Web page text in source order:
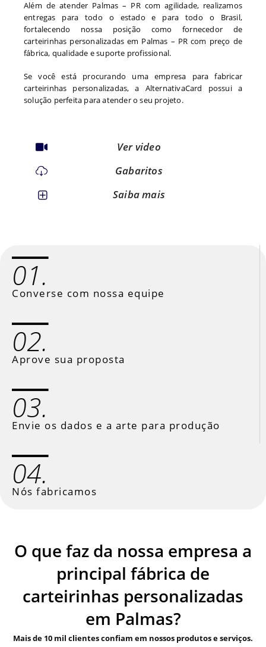
Além de atender Palmas – PR com agilidade, realizamos
entregas para todo o estado e para todo o Brasil,
fortalecendo nossa posição como fornecedor de
carteirinhas personalizadas em Palmas – PR com preço de
fábrica, qualidade e suporte profissional.
Se você está procurando uma empresa para fabricar
carteirinhas personalizadas, a AlternativaCard possui a
solução perfeita para atender o seu projeto.
Ver video
Gabaritos
Saiba mais
01.
Converse com nossa equipe
02.
Aprove sua proposta
03.
Envie os dados e a arte para produção
04.
Nós fabricamos
O que faz da nossa empresa a
principal fábrica de
carteirinhas personalizadas
em Palmas?
Mais de 10 mil clientes confiam em nossos produtos e serviços.